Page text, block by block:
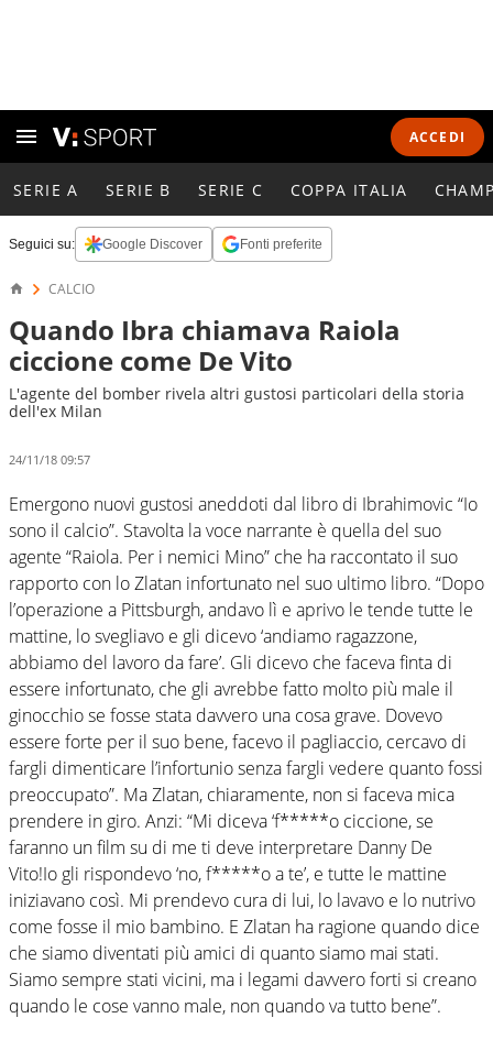
ACCEDI
SERIE A SERIE B SERIE C COPPA ITALIA
Seguici su: Google Discover Fonti preferite
CALCIO
Quando Ibra chiamava Raiola
ciccione come De Vito
L'agente del bomber rivela altri gustosi particolari della storia
dell'ex Milan
24/11/18 09:57
Emergono nuovi gustosi aneddoti dal libro di Ibrahimovic “Io
sono il calcio”. Stavolta la voce narrante è quella del suo
agente “Raiola. Per i nemici Mino” che ha raccontato il suo
rapporto con lo Zlatan infortunato nel suo ultimo libro. “Dopo
l’operazione a Pittsburgh, andavo lì e aprivo le tende tutte le
mattine, lo svegliavo e gli dicevo ‘andiamo ragazzone,
abbiamo del lavoro da fare’. Gli dicevo che faceva finta di
essere infortunato, che gli avrebbe fatto molto più male il
ginocchio se fosse stata davvero una cosa grave. Dovevo
essere forte per il suo bene, facevo il pagliaccio, cercavo di
fargli dimenticare l’infortunio senza fargli vedere quanto fossi
preoccupato”. Ma Zlatan, chiaramente, non si faceva mica
prendere in giro. Anzi: “Mi diceva ‘f*****o ciccione, se
faranno un film su di me ti deve interpretare Danny De
Vito!Io gli rispondevo ‘no, f*****o a te’, e tutte le mattine
iniziavano così. Mi prendevo cura di lui, lo lavavo e lo nutrivo
come fosse il mio bambino. E Zlatan ha ragione quando dice
che siamo diventati più amici di quanto siamo mai stati.
Siamo sempre stati vicini, ma i legami davvero forti si creano
quando le cose vanno male, non quando va tutto bene”.